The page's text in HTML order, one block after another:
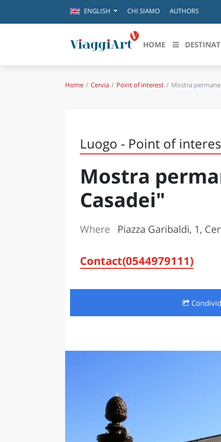
ENGLISH CHI SIAMO AUTHORS
HOME
Destinazioni in evidenza
FIRENZE
NAPOLI
BOLOGNA
LA SILA
IL SALENTO
Home Cervia Point of interest Mostra
Luogo - Point of
Mostra
Casadei"
Where Piazza Garibaldi, 1,
Contact(0544979111)